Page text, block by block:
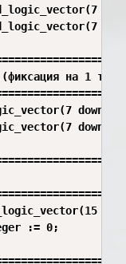
на 1
downto
downto
:= 0;